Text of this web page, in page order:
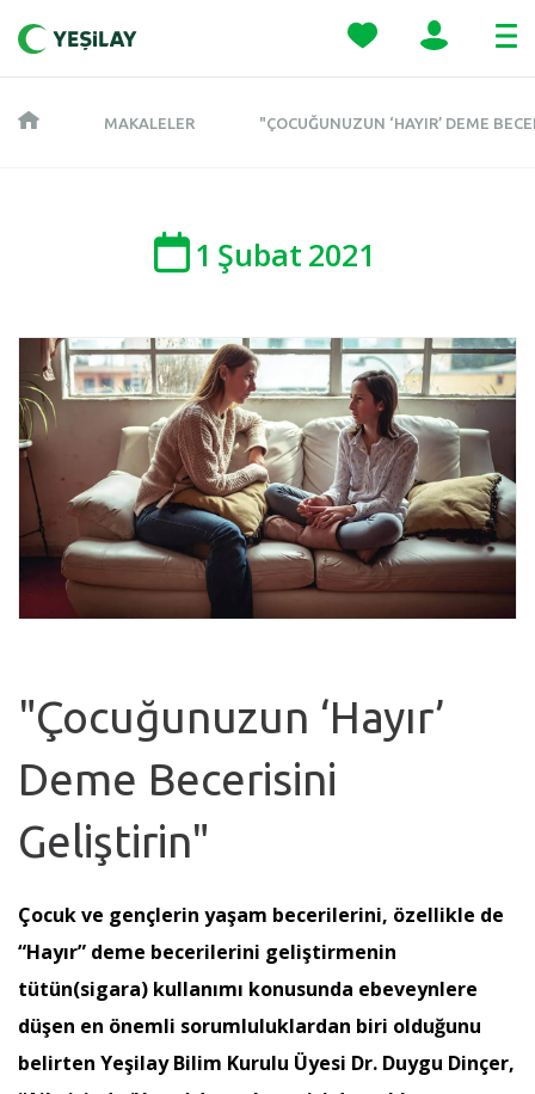
MAKALELER "ÇOCUĞUNUZUN ‘HAYIR’ DEME
1 Şubat 2021
"Çocuğunuzun ‘Hayır’
Deme Becerisini
Geliştirin"
Çocuk ve gençlerin yaşam becerilerini, özellikle de
“Hayır” deme becerilerini geliştirmenin
tütün(sigara) kullanımı konusunda ebeveynlere
düşen en önemli sorumluluklardan biri olduğunu
belirten Yeşilay Bilim Kurulu Üyesi Dr. Duygu Dinçer,